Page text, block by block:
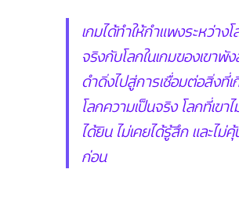
เกมได้ทำให้กำแพงระหว่าง
จริงกับโลกในเกมของเขาพั
ดำดิ่งไปสู่การเชื่อมต่อสิ่งที่เ
โลกความเป็นจริง โลกที่เขาไ
ได้ยิน ไม่เคยได้รู้สึก และไม่
ก่อน